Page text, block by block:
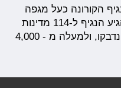
הקורונה כעל מגפה
עולמית. ונכון ליום רביעי האחרון,הגיע הנגיף ל-114 מדינות
ברחבי העולם. יותר מ - 118 אלף נדבקו, ולמעלה מ - 4,000